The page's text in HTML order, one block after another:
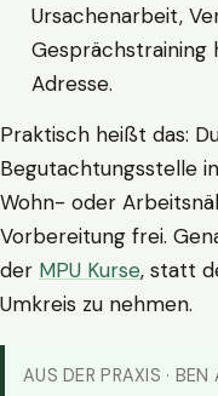
Ursachenarbeit,
Gesprächstraining
Adresse.
Praktisch heißt das:
Begutachtungsstelle
Wohn- oder
Vorbereitung frei.
der MPU Kurse, statt
Umkreis zu nehmen.
AUS DER PRAXIS · BEN